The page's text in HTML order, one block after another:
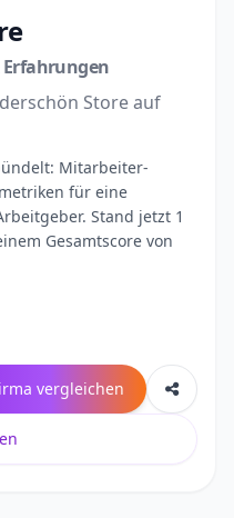
Store auf
Mitarbeiter-
für eine
Stand jetzt 1
Gesamtscore von
vergleichen